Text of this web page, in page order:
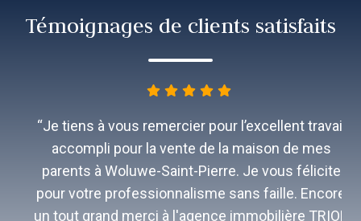
Témoignages de clients satisfaits
“Je tiens à vous remercier pour l’excellent travail
accompli pour la vente de la maison de mes
parents à Woluwe-Saint-Pierre. Je vous félicite
pour votre professionnalisme sans faille. Encore
un tout grand merci à l'agence immobilière TRIOR